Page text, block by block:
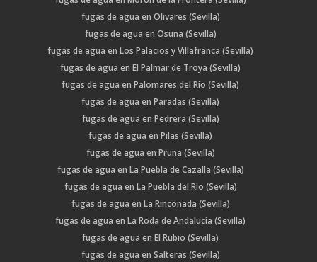
fugas de agua en Olivares (Sevilla)
fugas de agua en Osuna (Sevilla)
fugas de agua en Los Palacios y Villafranca (Sevilla)
fugas de agua en El Palmar de Troya (Sevilla)
fugas de agua en Palomares del Río (Sevilla)
fugas de agua en Paradas (Sevilla)
fugas de agua en Pedrera (Sevilla)
fugas de agua en Pilas (Sevilla)
fugas de agua en Pruna (Sevilla)
fugas de agua en La Puebla de Cazalla (Sevilla)
fugas de agua en La Puebla del Río (Sevilla)
fugas de agua en La Rinconada (Sevilla)
fugas de agua en La Roda de Andalucía (Sevilla)
fugas de agua en El Rubio (Sevilla)
fugas de agua en Salteras (Sevilla)